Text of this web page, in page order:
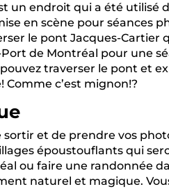
un endroit qui a été utilisé
en scène pour séances
le pont Jacques-Cartier
de Montréal pour une
traverser le pont et
Comme c’est mignon!?
et de prendre vos
époustouflants qui
ou faire une randonnée
naturel et magique.